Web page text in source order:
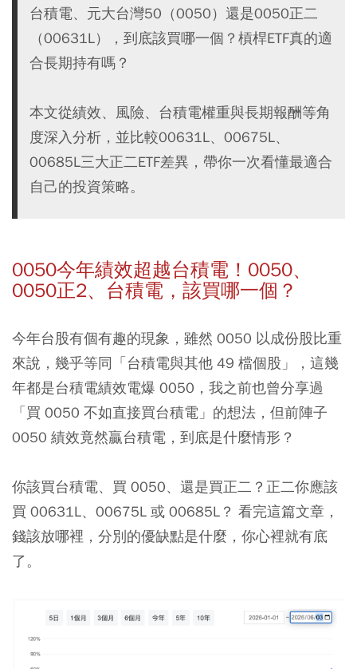
台積電、元大台灣50（0050）還是0050正二
（00631L），到底該買哪一個？槓桿ETF真的適
合長期持有嗎？
本文從績效、風險、台積電權重與長期報酬等角
度深入分析，並比較00631L、00675L、
00685L三大正二ETF差異，帶你一次看懂最適合
自己的投資策略。
0050今年績效超越台積電！0050、
0050正2、台積電，該買哪一個？
今年台股有個有趣的現象，雖然 0050 以成份股比重
來說，幾乎等同「台積電與其他 49 檔個股」，這幾
年都是台積電績效電爆 0050，我之前也曾分享過
「買 0050 不如直接買台積電」的想法，但前陣子
0050 績效竟然贏台積電，到底是什麼情形？
你該買台積電、買 0050、還是買正二？正二你應該
買 00631L、00675L 或 00685L？ 看完這篇文章，
錢該放哪裡，分別的優缺點是什麼，你心裡就有底
了。